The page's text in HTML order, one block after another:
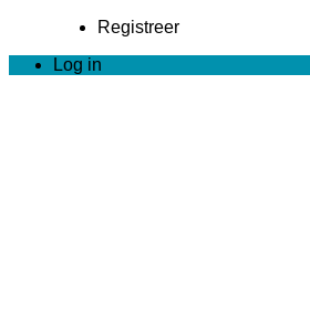
Registreer
Log in